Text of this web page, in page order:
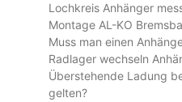
Lochkreis Anhänger
Montage AL-KO
Muss man einen
Radlager wechseln
Überstehende Ladung
gelten?